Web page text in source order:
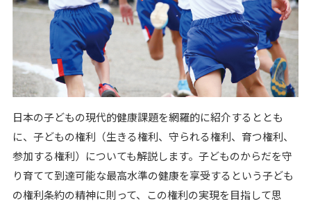
日本の子どもの現代的健康課題を網羅的に紹介するととも
に、子どもの権利（生きる権利、守られる権利、育つ権利、
参加する権利）についても解説します。子どものからだを守
り育てて到達可能な最高水準の健康を享受するという子ども
の権利条約の精神に則って、この権利の実現を目指して思